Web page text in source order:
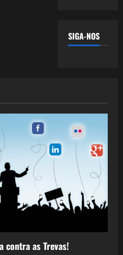
SIGA-NOS
contra as Trevas!